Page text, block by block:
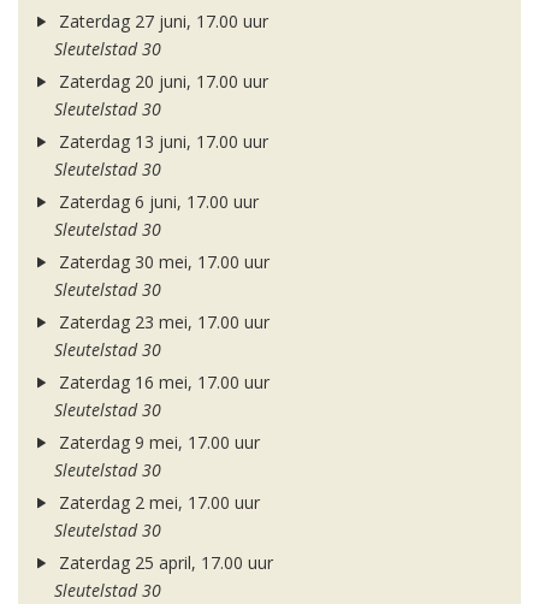
Zaterdag 27 juni, 17.00 uur
Sleutelstad 30
Zaterdag 20 juni, 17.00 uur
Sleutelstad 30
Zaterdag 13 juni, 17.00 uur
Sleutelstad 30
Zaterdag 6 juni, 17.00 uur
Sleutelstad 30
Zaterdag 30 mei, 17.00 uur
Sleutelstad 30
Zaterdag 23 mei, 17.00 uur
Sleutelstad 30
Zaterdag 16 mei, 17.00 uur
Sleutelstad 30
Zaterdag 9 mei, 17.00 uur
Sleutelstad 30
Zaterdag 2 mei, 17.00 uur
Sleutelstad 30
Zaterdag 25 april, 17.00 uur
Sleutelstad 30